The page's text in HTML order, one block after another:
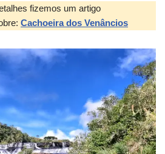
fizemos um artigo
Cachoeira dos Venâncios